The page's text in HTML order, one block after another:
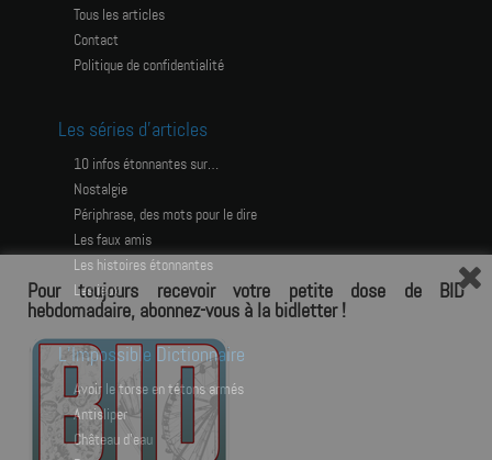
Tous les articles
Contact
Politique de confidentialité
Les séries d’articles
10 infos étonnantes sur…
Nostalgie
Périphrase, des mots pour le dire
Les faux amis
Les histoires étonnantes
Les jeux
L’Impossible Dictionnaire
avoir le torse en tétons armés
antisliper
château d’eau
Pour toujours recevoir votre petite dose de BID
hebdomadaire, abonnez-vous à la bidletter !